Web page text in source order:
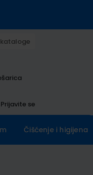
Prijavite se
Čišćenje i higijena